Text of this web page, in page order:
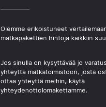
Olemme erikoistuneet
matkapakettien hintoja kaikkiin
Jos sinulla on kysyttävää jo
yhteyttä matkatoimistoon, josta
ottaa yhteyttä meihin, käytä
yhteydenottolomakettamme.